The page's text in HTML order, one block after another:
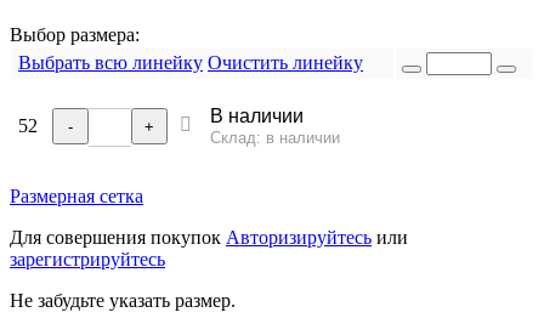
Выбор размера:
Выбрать всю линейку Очистить линейку
52 - + В наличии
Склад: в наличии
Размерная сетка
Для совершения покупок Авторизируйтесь или
зарегистрируйтесь
Не забудьте указать размер.